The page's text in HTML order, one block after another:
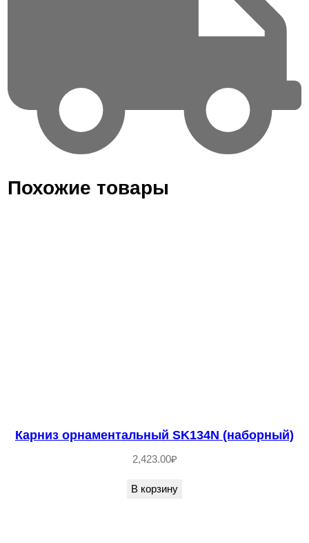
Похожие товары
Карниз орнаментальный SK134N (наборный)
2,423.00₽
В корзину